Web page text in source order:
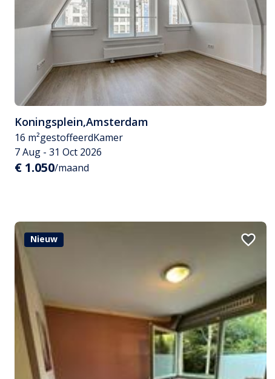
Koningsplein,Amsterdam
16 m²gestoffeerdKamer
7 Aug - 31 Oct 2026
€ 1.050/maand
Nieuw